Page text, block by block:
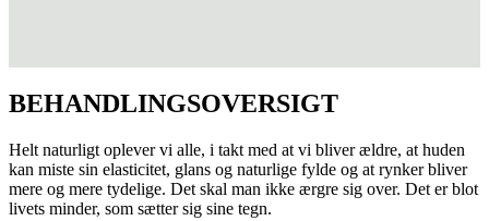
BEHANDLINGSOVERSIGT
Helt naturligt oplever vi alle, i takt med at vi bliver ældre, at huden
kan miste sin elasticitet, glans og naturlige fylde og at rynker bliver
mere og mere tydelige. Det skal man ikke ærgre sig over. Det er blot
livets minder, som sætter sig sine tegn.